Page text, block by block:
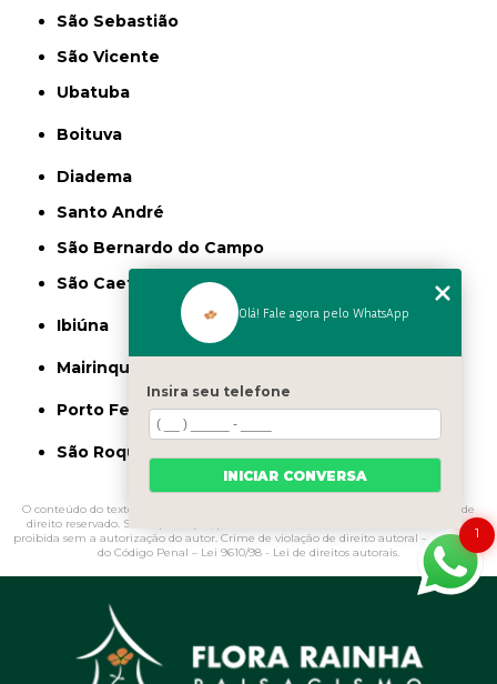
São Sebastião
São Vicente
Ubatuba
Boituva
Diadema
Santo André
São Bernardo do Campo
São Caetano do Sul
Ibiúna
Mairinque
Porto Feliz
São Roque
O conteúdo do texto "
" é de
direito reservado. Sua reprodução, parcial ou total, mesmo citando nossos links, é
proibida sem a autorização do autor. Crime de violação de direito autoral – artigo 184
do Código Penal – Lei 9610/98 - Lei de direitos autorais.
1
Olá! Fale agora pelo WhatsApp
Insira seu telefone
INICIAR CONVERSA